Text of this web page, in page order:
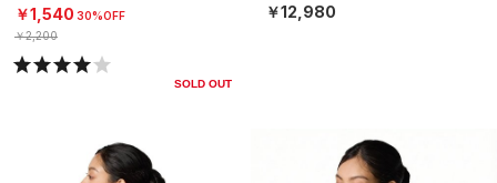
ル/KIDS）
￥1,540 30%OFF
￥2,200
SOLD OUT
￥12,980